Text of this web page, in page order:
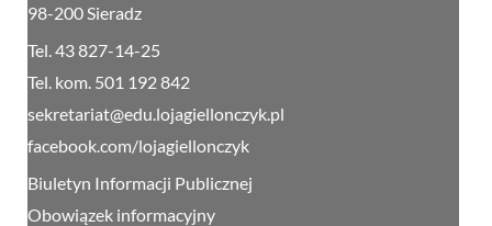
98-200 Sieradz
Tel. 43 827-14-25
Tel. kom. 501 192 842
sekretariat@edu.lojagiellonczyk.pl
facebook.com/lojagiellonczyk
Biuletyn Informacji Publicznej
Obowiązek informacyjny